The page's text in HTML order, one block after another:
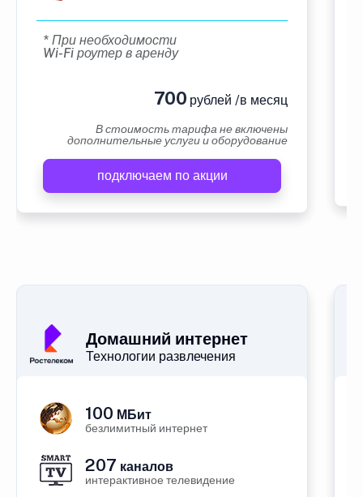
* При необходимости
Wi-Fi роутер в аренду
700 рублей /в месяц
В стоимость тарифа не включены
дополнительные услуги и оборудование
подключаем по акции
Домашний интернет
Технологии развлечения
100 МБит
безлимитный интернет
207 каналов
интерактивное телевидение